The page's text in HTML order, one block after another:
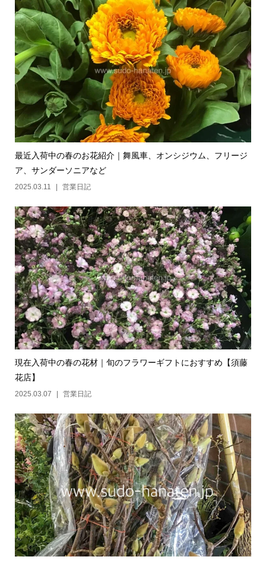
最近入荷中の春のお花紹介｜舞風車、オンシジウム、フリージ
ア、サンダーソニアなど
2025.03.11 営業日記
現在入荷中の春の花材｜旬のフラワーギフトにおすすめ【須藤
花店】
2025.03.07 営業日記